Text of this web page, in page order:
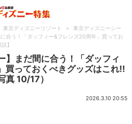
東京ディズニーリゾート >
東京ディズニーシー
合う！「ダッフィー&フレンズ20周年」買ってお
】
】まだ間に合う！「ダッフィ
買っておくべきグッズはこれ!!
真 10/17）
2026.3.10 20:55